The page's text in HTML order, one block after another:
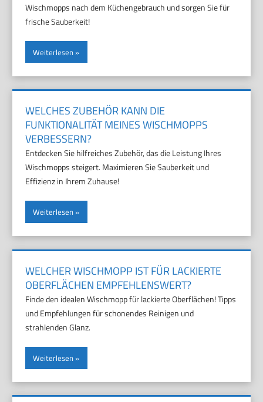
Wischmopps nach dem Küchengebrauch und sorgen Sie für
frische Sauberkeit!
Weiterlesen
WELCHES ZUBEHÖR KANN DIE
FUNKTIONALITÄT MEINES WISCHMOPPS
VERBESSERN?
Entdecken Sie hilfreiches Zubehör, das die Leistung Ihres
Wischmopps steigert. Maximieren Sie Sauberkeit und
Effizienz in Ihrem Zuhause!
Weiterlesen
WELCHER WISCHMOPP IST FÜR LACKIERTE
OBERFLÄCHEN EMPFEHLENSWERT?
Finde den idealen Wischmopp für lackierte Oberflächen! Tipps
und Empfehlungen für schonendes Reinigen und
strahlenden Glanz.
Weiterlesen